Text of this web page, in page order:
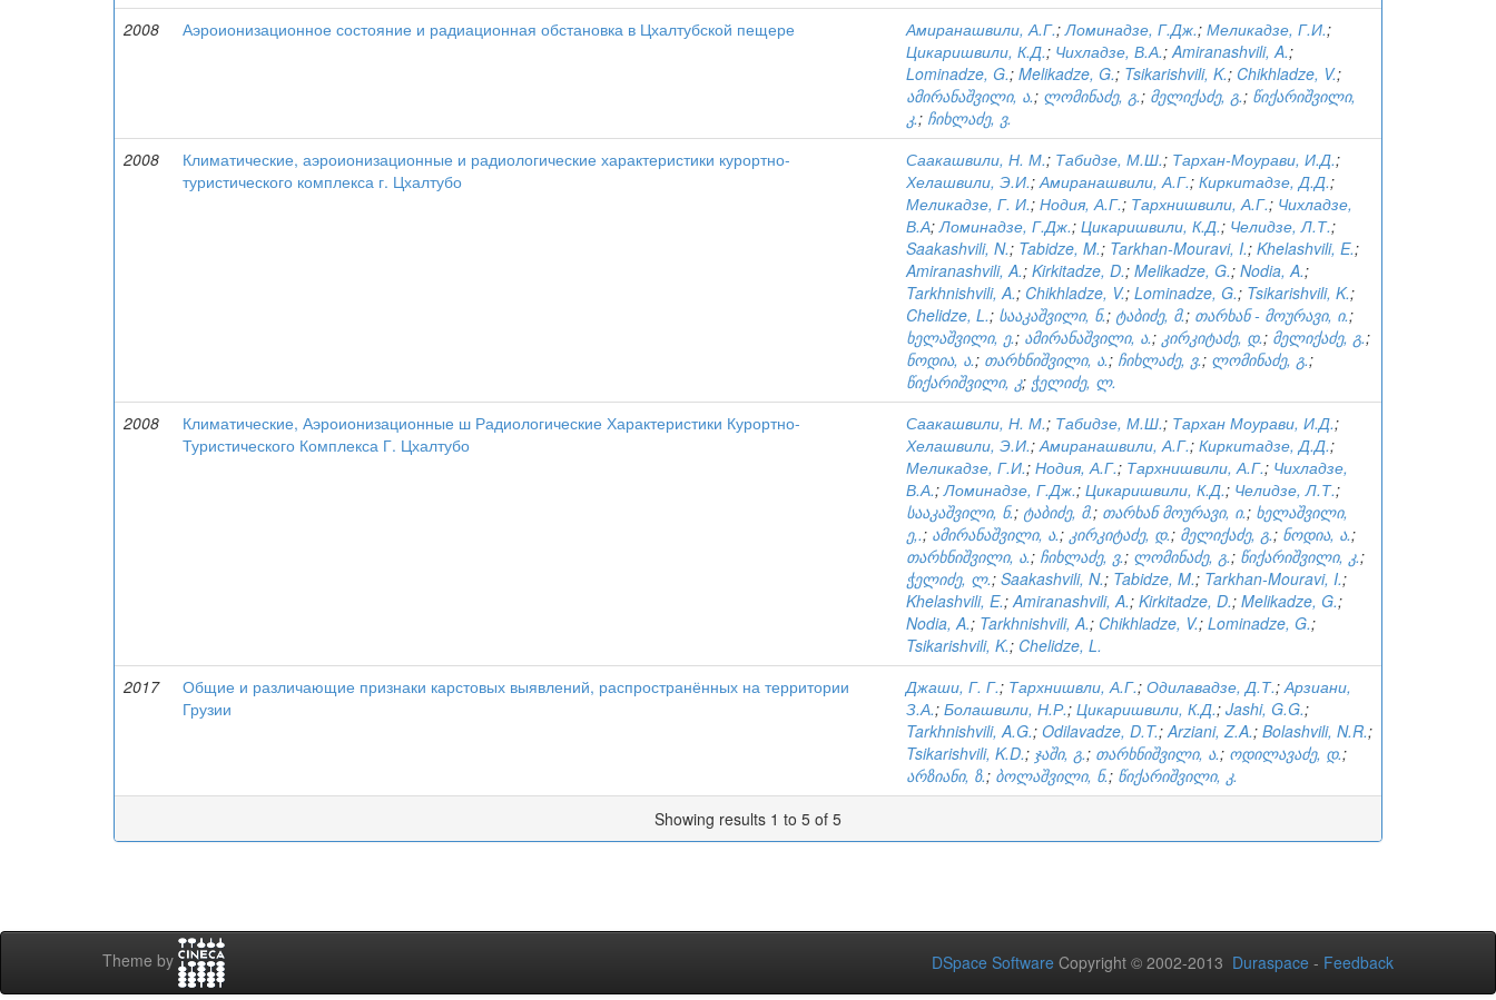
2008
Аэроионизационное состояние и радиационная обстановка в Цхалтубской пещере Амиранашвили, А.Г.;Ломинадзе, Г.Дж.; Меликадзе, Г.И.;
Цикаришвили, К.Д.; Чихладзе, В.А.;Amiranashvili, A.;
Lominadze, G.; Melikadze, G.; Tsikarishvili, K.; Chikhladze, V.;
ამირანაშვილი, ა.; ლომინაძე, გ.; მელიქაძე, გ.; წიქარიშვილი,
კ.; ჩიხლაძე, ვ.
2008
Климатические, аэроионизационные и радиологические характеристики курортно-
туристического комплекса г. Цхалтубо
Саакашвили, Н. М.; Табидзе, М.Ш.; Тархан-Моурави, И.Д.;
Хелашвили, Э.И.;Амиранашвили, А.Г.; Киркитадзе, Д.Д.;
Меликадзе, Г. И.; Нодия, А.Г.; Тархнишвили, А.Г.; Чихладзе,
В.А;Ломинадзе, Г.Дж.; Цикаришвили, К.Д.; Челидзе, Л.Т.;
Saakashvili, N.; Tabidze, M.; Tarkhan-Mouravi, I.; Khelashvili, E.;
Amiranashvili, A.; Kirkitadze, D.; Melikadze, G.; Nodia, A.;
Tarkhnishvili, A.; Chikhladze, V.; Lominadze, G.; Tsikarishvili, K.;
Chelidze, L.; სააკაშვილი, ნ.; ტაბიძე, მ.; თარხან - მოურავი, ი.;
ხელაშვილი, ე.; ამირანაშვილი, ა.; კირკიტაძე, დ.; მელიქაძე, გ.;
ნოდია, ა.; თარხნიშვილი, ა.; ჩიხლაძე, ვ.; ლომინაძე, გ.;
წიქარიშვილი, კ; ჭელიძე, ლ.
2008
Климатические, Аэроионизационные ш Радиологические Характеристики Курортно-
Туристического Комплекса Г. Цхалтубо
Саакашвили, Н. М.; Табидзе, М.Ш.; Тархан Моурави, И.Д.;
Хелашвили, Э.И.;Амиранашвили, А.Г.; Киркитадзе, Д.Д.;
Меликадзе, Г.И.; Нодия, А.Г.; Тархнишвили, А.Г.; Чихладзе,
В.А.;Ломинадзе, Г.Дж.; Цикаришвили, К.Д.; Челидзе, Л.Т.;
სააკაშვილი, ნ.; ტაბიძე, მ.; თარხან მოურავი, ი.; ხელაშვილი,
ე,.; ამირანაშვილი, ა.; კირკიტაძე, დ.; მელიქაძე, გ.; ნოდია, ა.;
თარხნიშვილი, ა.; ჩიხლაძე, ვ.; ლომინაძე, გ.; წიქარიშვილი, კ.;
ჭელიძე, ლ.; Saakashvili, N.; Tabidze, M.; Tarkhan-Mouravi, I.;
Khelashvili, E.;Amiranashvili, A.; Kirkitadze, D.; Melikadze, G.;
Nodia, A.; Tarkhnishvili, A.; Chikhladze, V.; Lominadze, G.;
Tsikarishvili, K.; Chelidze, L.
2017
Общие и различающие признаки карстовых выявлений, распространённых на территории
Грузии
Джаши, Г. Г.; Тархнишвли, А.Г.; Одилавадзе, Д.Т.;Арзиани,
З.А.; Болашвили, Н.Р.; Цикаришвили, К.Д.; Jashi, G.G.;
Tarkhnishvili, A.G.; Odilavadze, D.T.;Arziani, Z.A.; Bolashvili, N.R.;
Tsikarishvili, K.D.; ჯაში, გ.; თარხნიშვილი, ა.; ოდილავაძე, დ.;
არზიანი, ზ.; ბოლაშვილი, ნ.; წიქარიშვილი, კ.
Showing results 1 to 5 of 5
Theme by DSpace Software Copyright © 2002-2013 Duraspace - Feedback